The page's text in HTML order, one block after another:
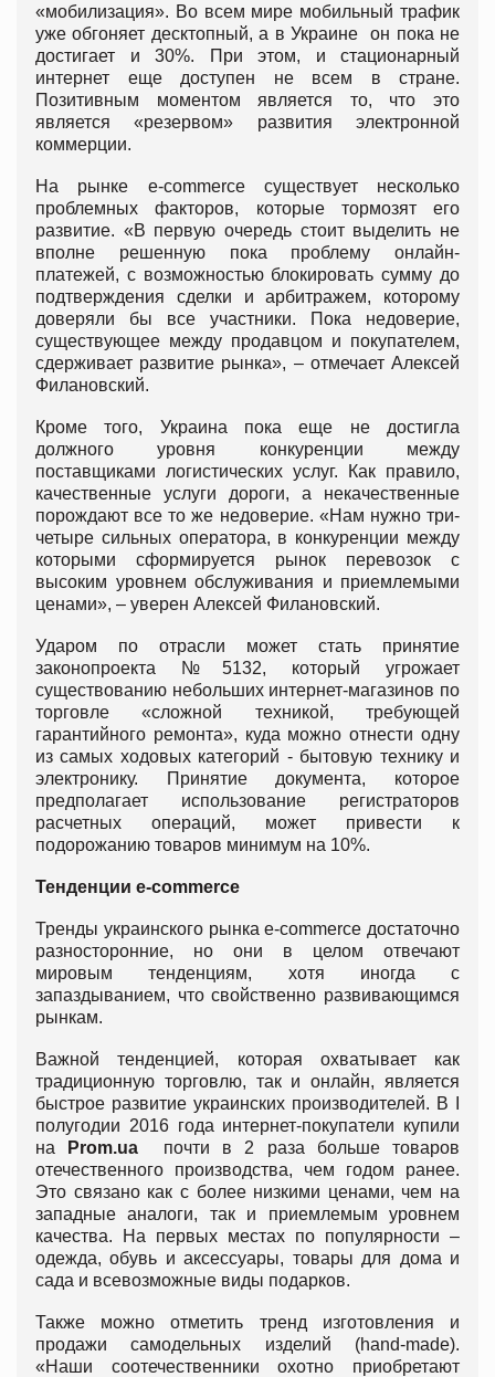
«мобилизация». Во всем мире мобильный трафик
уже обгоняет десктопный, а в Украине он пока не
достигает и 30%. При этом, и стационарный
интернет еще доступен не всем в стране.
Позитивным моментом является то, что это
является «резервом» развития электронной
коммерции.
На рынке e-commerce существует несколько
проблемных факторов, которые тормозят его
развитие. «В первую очередь стоит выделить не
вполне решенную пока проблему онлайн-
платежей, с возможностью блокировать сумму до
подтверждения сделки и арбитражем, которому
доверяли бы все участники. Пока недоверие,
существующее между продавцом и покупателем,
сдерживает развитие рынка», – отмечает Алексей
Филановский.
Кроме того, Украина пока еще не достигла
должного уровня конкуренции между
поставщиками логистических услуг. Как правило,
качественные услуги дороги, а некачественные
порождают все то же недоверие. «Нам нужно три-
четыре сильных оператора, в конкуренции между
которыми сформируется рынок перевозок с
высоким уровнем обслуживания и приемлемыми
ценами», – уверен Алексей Филановский.
Ударом по отрасли может стать принятие
законопроекта №5132, который угрожает
существованию небольших интернет-магазинов по
торговле «сложной техникой, требующей
гарантийного ремонта», куда можно отнести одну
из самых ходовых категорий - бытовую технику и
электронику. Принятие документа, которое
предполагает использование регистраторов
расчетных операций, может привести к
подорожанию товаров минимум на 10%.
Тенденции е-commerce
Тренды украинского рынка е-commerce достаточно
разносторонние, но они в целом отвечают
мировым тенденциям, хотя иногда с
запаздыванием, что свойственно развивающимся
рынкам.
Важной тенденцией, которая охватывает как
традиционную торговлю, так и онлайн, является
быстрое развитие украинских производителей. В I
полугодии 2016 года интернет-покупатели купили
на
Prom.ua почти в 2 раза больше товаров
отечественного производства, чем годом ранее.
Это связано как с более низкими ценами, чем на
западные аналоги, так и приемлемым уровнем
качества. На первых местах по популярности –
одежда, обувь и аксессуары, товары для дома и
сада и всевозможные виды подарков.
Также можно отметить тренд изготовления и
продажи самодельных изделий (hand-made).
«Наши соотечественники охотно приобретают